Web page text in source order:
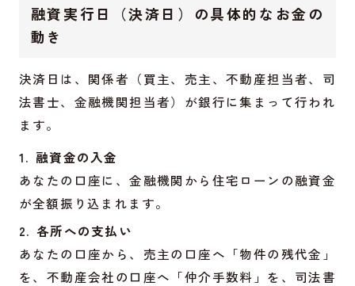
融資実行日（決済日）の具体的なお金の
動き
決済日は、関係者（買主、売主、不動産担当者、司
法書士、金融機関担当者）が銀行に集まって行われ
ます。
融資金の入金
あなたの口座に、金融機関から住宅ローンの融資金
が全額振り込まれます。
各所への支払い
あなたの口座から、売主の口座へ「物件の残代金」
を、不動産会社の口座へ「仲介手数料」を、司法書